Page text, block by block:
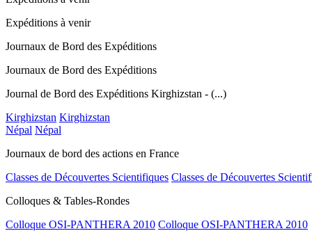
Expéditions à venir
Journaux de Bord des Expéditions
Journaux de Bord des Expéditions
Journal de Bord des Expéditions Kirghizstan - (...)
Kirghizstan Kirghizstan
Népal Népal
Journaux de bord des actions en France
Classes de Découvertes Scientifiques Classes de Découvertes
Colloques & Tables-Rondes
Colloque OSI-PANTHERA 2010 Colloque OSI-PANTHERA 2010